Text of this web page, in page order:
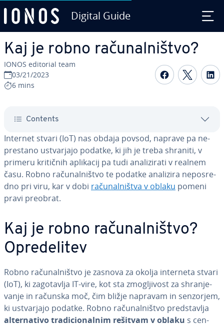
Digital Guide
Kaj je robno ra­ču­nal­ni­štvo?
IONOS editorial team
03/21/2023
6 mins
Share on
Contents
Internet stvari (IoT) nas obdaja povsod, naprave pa ne­
pre­sta­no ustvar­ja­jo podatke, ki jih je treba shraniti, v
primeru kritičnih aplikacij pa tudi ana­li­zi­ra­ti v realnem
času. Robno ra­ču­nal­ni­štvo te podatke analizira ne­po­sre­
dno pri viru, kar v dobi ra­ču­nal­ni­štva v oblaku pomeni
pravi preobrat.
Kaj je robno ra­ču­nal­ni­štvo?
Opre­de­li­tev
Robno ra­ču­nal­ni­štvo je zasnova za okolja interneta stvari
(IoT), ki za­go­ta­vlja IT-vire, kot sta zmo­glji­vost za shra­nje­
va­nje in računska moč, čim bližje napravam in senzorjem,
ki ustvar­ja­jo podatke. Robno ra­ču­nal­ni­štvo pred­sta­vlja
al­ter­na­ti­vo tra­di­ci­o­nal­nim rešitvam v oblaku s cen­